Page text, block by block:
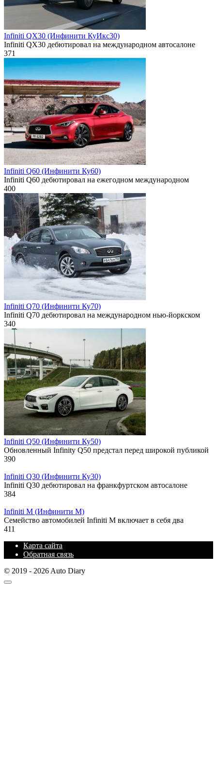
Infiniti QX30 (Инфинити КуИкс30)
Infiniti QX30 дебютировал на международном автосалоне
371
Infiniti Q60 (Инфинити Ку60)
Infiniti Q60 дебютировал на ежегодном международном
400
Infiniti Q70 (Инфинити Ку70)
Infiniti Q70 дебютировал на международном нью-йоркском
340
Infiniti Q50 (Инфинити Ку50)
Обновленный Infinity Q50 предстал перед широкой публикой
390
Infiniti Q30 (Инфинити Ку30)
Infiniti Q30 дебютировал на франкфуртском автосалоне
384
Infiniti M (Инфинити М)
Семейство автомобилей Infiniti M включает в себя два
411
Карта сайта
Обратная связь
© 2019 - 2026 Auto Diary